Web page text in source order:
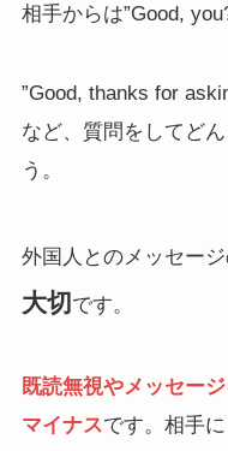
相手からは”Good,
”Good, thanks for
など、質問をしてど
う。
外国人とのメッセージ
大切 です。
既読無視やメッセー
マイナスです。相手